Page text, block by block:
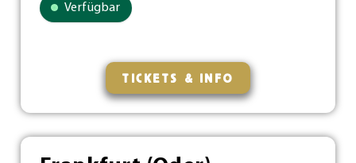
Verfügbar
TICKETS & INFO